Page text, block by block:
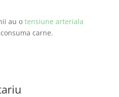
au o tensiune arteriala
carne.